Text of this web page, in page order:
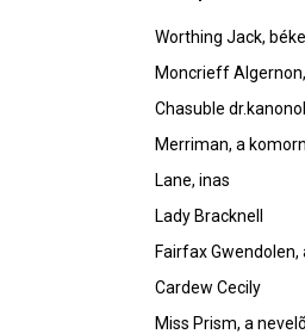
Worthing Jack,
Moncrieff
Chasuble
Merriman, a
Lane, inas
Lady Bracknell
Fairfax Gwendolen,
Cardew Cecily
Miss Prism, a